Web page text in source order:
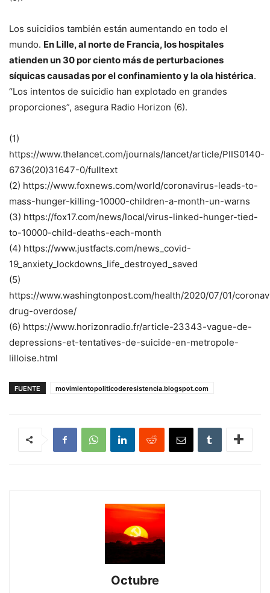
Los suicidios también están aumentando en todo el
mundo. En Lille, al norte de Francia, los hospitales
atienden un 30 por ciento más de perturbaciones
síquicas causadas por el confinamiento y la ola histérica.
“Los intentos de suicidio han explotado en grandes
proporciones”, asegura Radio Horizon (6).
(1)
https://www.thelancet.com/journals/lancet/article/PIIS0140-
6736(20)31647-0/fulltext
(2) https://www.foxnews.com/world/coronavirus-leads-to-
mass-hunger-killing-10000-children-a-month-un-warns
(3) https://fox17.com/news/local/virus-linked-hunger-tied-
to-10000-child-deaths-each-month
(4) https://www.justfacts.com/news_covid-
19_anxiety_lockdowns_life_destroyed_saved
(5)
https://www.washingtonpost.com/health/2020/07/01/
drug-overdose/
(6) https://www.horizonradio.fr/article-23343-vague-de-
depressions-et-tentatives-de-suicide-en-metropole-
lilloise.html
FUENTE movimientopoliticoderesistencia.blogspot.com
Octubre